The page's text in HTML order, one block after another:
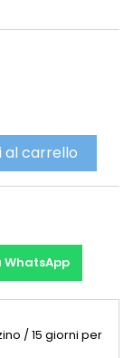
al carrello
/ 15 giorni per